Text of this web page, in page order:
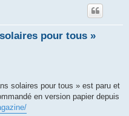
pour tous »
solaires pour tous » est paru et
en version papier depuis